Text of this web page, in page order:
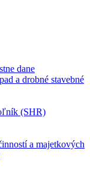
dane
a drobné stavebné
(SHR)
a majetkových